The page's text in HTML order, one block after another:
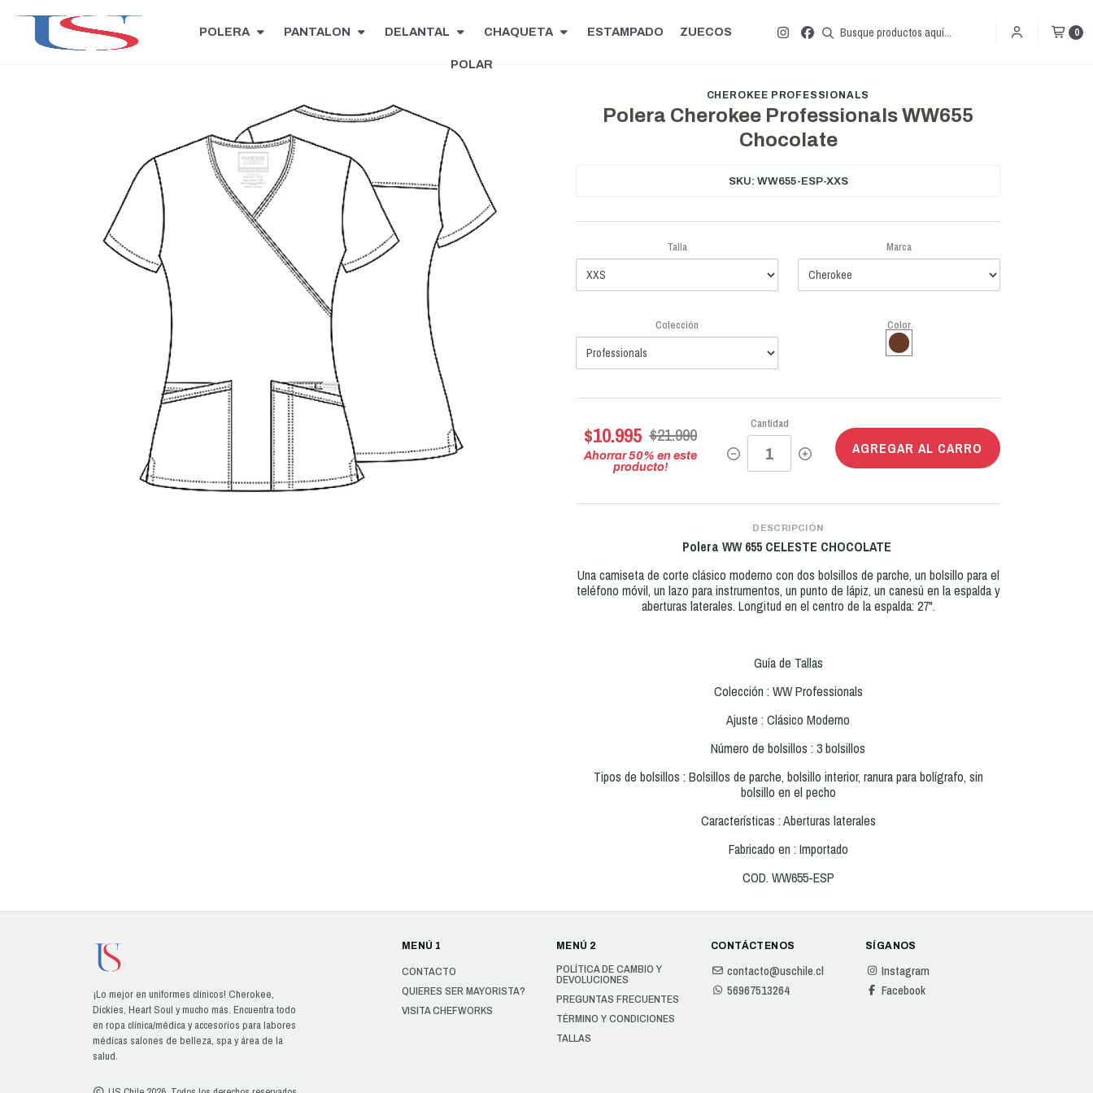
POLERA PANTALON DELANTAL CHAQUETA ESTAMPADO ZUECOS
POLAR
0
CHEROKEE PROFESSIONALS
Polera Cherokee Professionals WW655
Chocolate
SKU: WW655-ESP-XXS
Talla Marca
Colección Color
$10.995 $21.990
Ahorrar50% en este
producto!
Cantidad
AGREGAR AL CARRO
DESCRIPCIÓN
Polera WW 655 CELESTE CHOCOLATE
Una camiseta de corte clásico moderno con dos bolsillos de parche, un bolsillo para el
teléfono móvil, un lazo para instrumentos, un punto de lápiz, un canesú en la espalda y
aberturas laterales. Longitud en el centro de la espalda: 27".
Guía de Tallas
Colección : WW Professionals
Ajuste : Clásico Moderno
Número de bolsillos : 3 bolsillos
Tipos de bolsillos : Bolsillos de parche, bolsillo interior, ranura para bolígrafo, sin
bolsillo en el pecho
Características : Aberturas laterales
Fabricado en : Importado
COD. WW655-ESP
¡Lo mejor en uniformes clínicos! Cherokee,
Dickies, Heart Soul y mucho más. Encuentra todo
en ropa clínica/médica y accesorios para labores
médicas salones de belleza, spa y área de la
salud.
MENÚ 1
CONTACTO
QUIERES SER MAYORISTA?
VISITA CHEFWORKS
MENÚ 2
POLÍTICA DE CAMBIO Y
DEVOLUCIONES
PREGUNTAS FRECUENTES
TÉRMINO Y CONDICIONES
TALLAS
CONTÁCTENOS
contacto@uschile.cl
56967513264
SÍGANOS
Instagram
Facebook